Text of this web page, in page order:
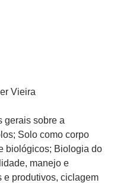
Vieira
gerais sobre a
Solo como corpo
biológicos; Biologia do
manejo e
e produtivos, ciclagem